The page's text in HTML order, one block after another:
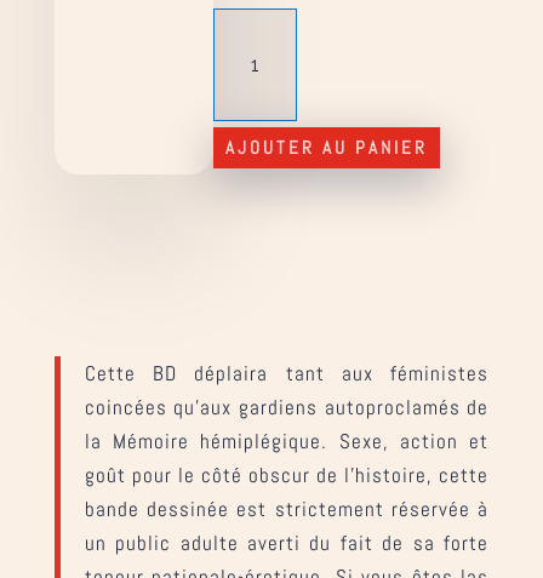
Hessa
L'Europe
AJOUTER AU PANIER
Cette BD déplaira tant aux féministes
coincées qu’aux gardiens autoproclamés de
la Mémoire hémiplégique. Sexe, action et
goût pour le côté obscur de l’histoire, cette
bande dessinée est strictement réservée à
un public adulte averti du fait de sa forte